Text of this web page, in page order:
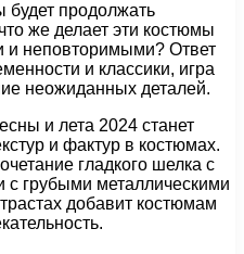
будет продолжать
же делает эти костюмы
и неповторимыми? Ответ
и классики, игра
неожиданных деталей.
и лета 2024 станет
и фактур в костюмах.
гладкого шелка с
с грубыми металлическими
добавит костюмам